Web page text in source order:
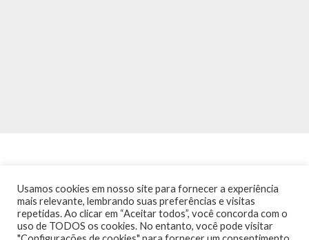
INÍCIO NOTÍCIAS AGENDA CONTATO
TRÂNSITO NA PONTE
TERMOS DE USO / POLÍTICA DE PRIVACIDADE
Usamos cookies em nosso site para fornecer a experiência
mais relevante, lembrando suas preferências e visitas
repetidas. Ao clicar em “Aceitar todos”, você concorda com o
uso de TODOS os cookies. No entanto, você pode visitar